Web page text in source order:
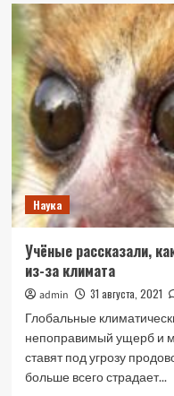
Наука
Учёные рассказали,
из-за климата
admin 31 августа, 2021
Глобальные
непоправимый ущерб и
ставят под угрозу
больше всего страдает...